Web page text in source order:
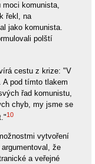
moci komunista,
řekl, na
jako komunista.
polští
cestu z krize: "V
A pod tímto tlakem
řad komunistu,
chyb, my jsme se
10
vytvoření
že
a veřejné